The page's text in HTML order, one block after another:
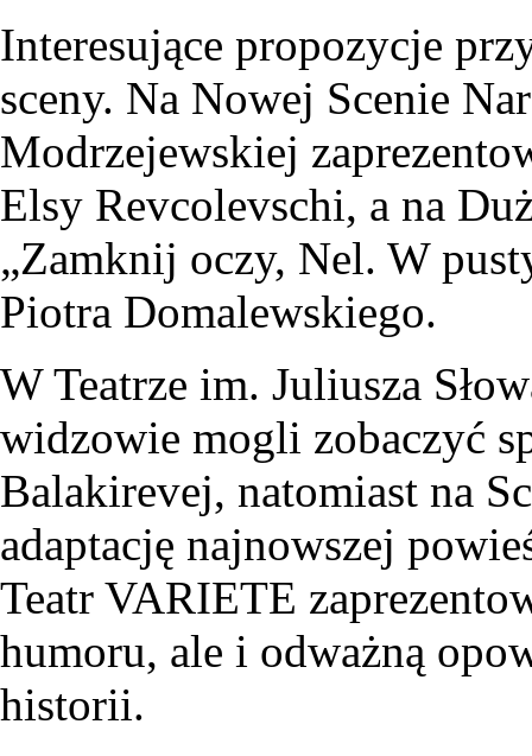
Interesujące propozycje
sceny. Na Nowej Scenie
Modrzejewskiej
Elsy Revcolevschi, a na
„Zamknij oczy, Nel. W
Piotra Domalewskiego.
W Teatrze im. Juliusza
widzowie mogli zobaczyć
Balakirevej, natomiast na
adaptację najnowszej
Teatr VARIETE
humoru, ale i odważną
historii.